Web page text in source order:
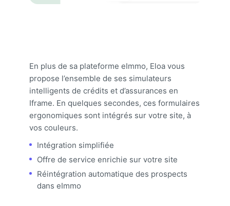
En plus de sa plateforme eImmo, Eloa vous
propose l’ensemble de ses simulateurs
intelligents de crédits et d’assurances en
Iframe. En quelques secondes, ces formulaires
ergonomiques sont intégrés sur votre site, à
vos couleurs.
Intégration simplifiée
Offre de service enrichie sur votre site
Réintégration automatique des prospects
dans eImmo